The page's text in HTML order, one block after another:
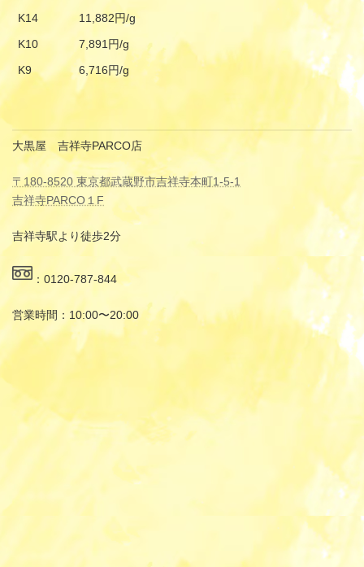
K14
11,882円/g
K10
7,891円/g
K9
6,716円/g
大黒屋 吉祥寺PARCO店
〒180-8520 東京都武蔵野市吉祥寺本町1-5-1
吉祥寺PARCO１F
吉祥寺駅より徒歩2分
：0120-787-844
営業時間：10:00〜20:00